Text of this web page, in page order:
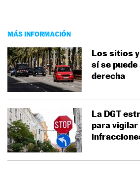
MÁS INFORMACIÓN
Los sitios
sí se
derecha
La DGT
para vigilar